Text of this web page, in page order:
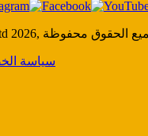
2026, الحقوق محفوظة
سياسة